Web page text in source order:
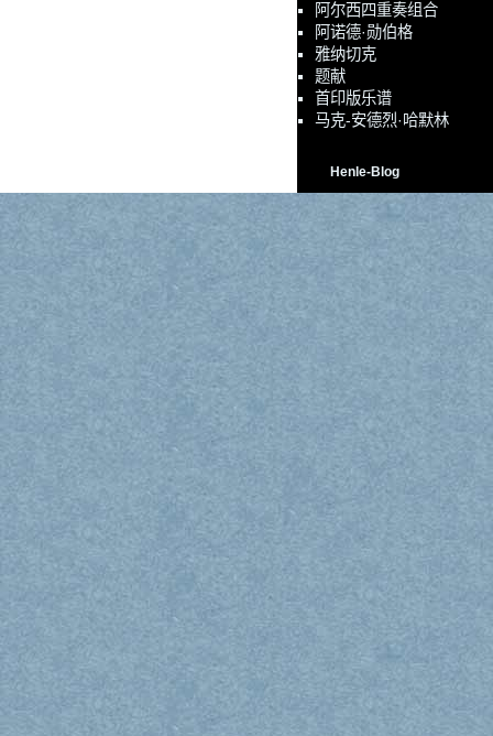
阿尔西四重奏组合
阿诺德·勋伯格
雅纳切克
题献
首印版乐谱
马克-安德烈·哈默林
Henle-Blog